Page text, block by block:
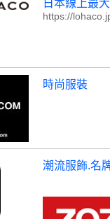
日本線上最
https://
時尚服裝
潮流服飾.名